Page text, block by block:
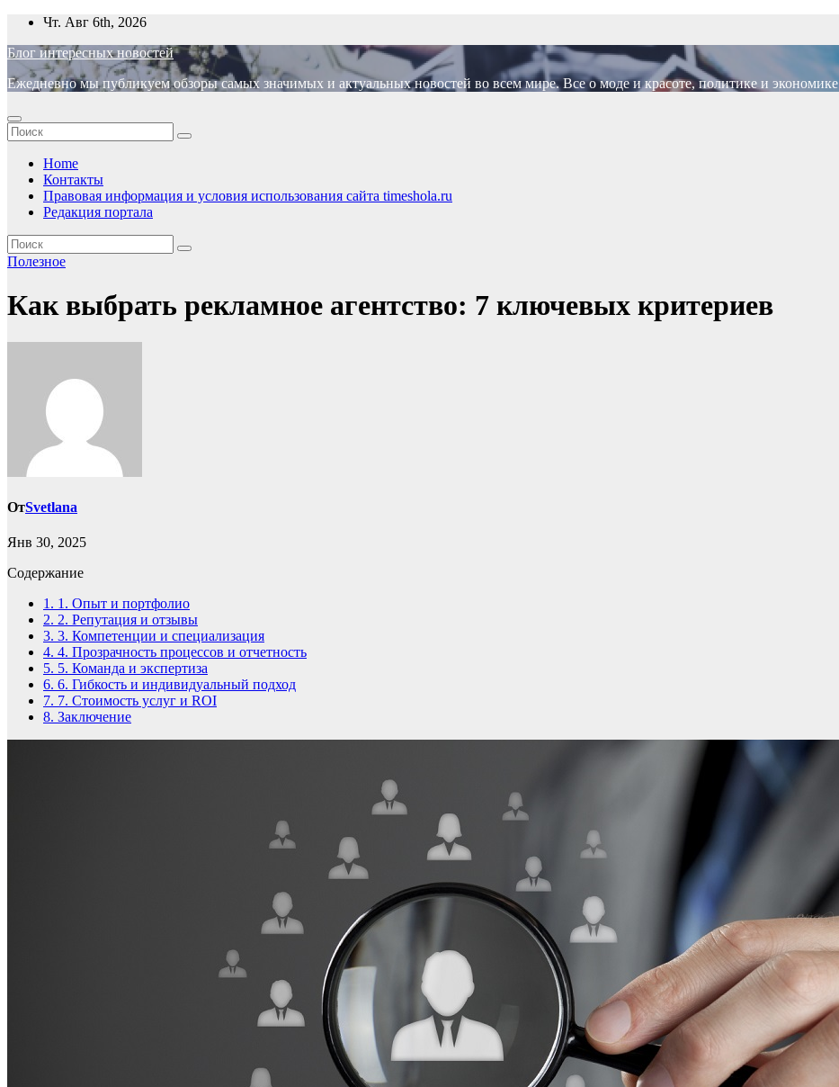
Перейти
содержимому
Чт. Авг 6th, 2026
Блог интересных новостей
Ежедневно мы публикуем обзоры самых значимых и актуальных новостей во всем мире. Все о моде и красоте, политике и экономике
Home
Контакты
Правовая информация и условия использования сайта timeshola.ru
Редакция портала
Полезное
Как выбрать рекламное агентство: 7 ключевых критериев
ОтSvetlana
Янв 30, 2025
Содержание
1. 1. Опыт и портфолио
2. 2. Репутация и отзывы
3. 3. Компетенции и специализация
4. 4. Прозрачность процессов и отчетность
5. 5. Команда и экспертиза
6. 6. Гибкость и индивидуальный подход
7. 7. Стоимость услуг и ROI
8. Заключение